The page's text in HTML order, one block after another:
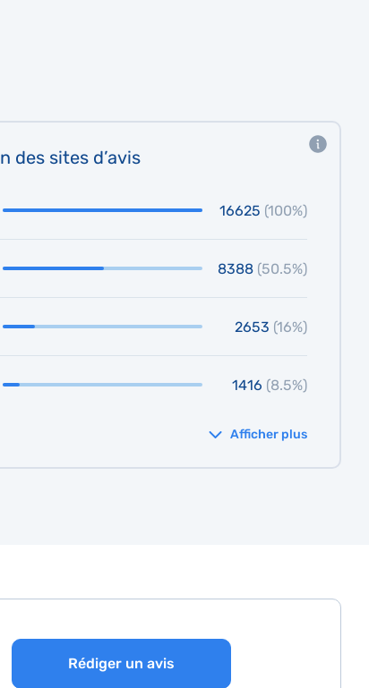
des sites d’avis
16625 (100%)
8388 (50.5%)
2653 (16%)
1416 (8.5%)
Afficher plus
Rédiger un avis